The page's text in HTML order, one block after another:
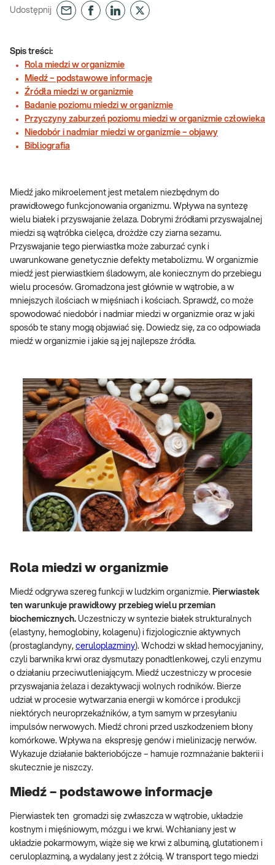
Udostępnij
Spis treści:
Rola miedzi w organizmie
Miedź – podstawowe informacje
Źródła miedzi w organizmie
Badanie poziomu miedzi w organizmie
Przyczyny zaburzeń poziomu miedzi w organizmie człowieka
Niedobór i nadmiar miedzi w organizmie – objawy
Bibliografia
Miedź jako mikroelement jest metalem niezbędnym do
prawidłowego funkcjonowania organizmu. Wpływa na syntezę
wielu białek i przyswajanie żelaza. Dobrymi źródłami przyswajalnej
miedzi są wątróbka cielęca, drożdże czy ziarna sezamu.
Przyswajanie tego pierwiastka może zaburzać cynk i
uwarunkowane genetycznie defekty metabolizmu. W organizmie
miedź jest pierwiastkiem śladowym, ale koniecznym do przebiegu
wielu procesów. Gromadzona jest głównie w wątrobie, a w
mniejszych ilościach w mięśniach i kościach. Sprawdź, co może
spowodować niedobór i nadmiar miedzi w organizmie oraz w jaki
sposób te stany mogą objawiać się. Dowiedz się, za co odpowiada
miedź w organizmie i jakie są jej najlepsze źródła.
Rola miedzi w organizmie
Miedź odgrywa szereg funkcji w ludzkim organizmie. Pierwiastek
ten warunkuje prawidłowy przebieg wielu przemian
biochemicznych. Uczestniczy w syntezie białek strukturalnych
(elastyny, hemoglobiny, kolagenu) i fizjologicznie aktywnych
(prostaglandyny, ceruloplazminy). Wchodzi w skład hemocyjaniny,
czyli barwnika krwi oraz dysmutazy ponadtlenkowej, czyli enzymu
o działaniu przeciwutleniającym. Miedź uczestniczy w procesie
przyswajania żelaza i dezaktywacji wolnych rodników. Bierze
udział w procesie wytwarzania energii w komórce i produkcji
niektórych neuroprzekaźników, a tym samym w przesyłaniu
impulsów nerwowych. Miedź chroni przed uszkodzeniem błony
komórkowe. Wpływa na ekspresję genów i mielinizację nerwów.
Wykazuje działanie bakteriobójcze – hamuje rozmnażanie bakterii i
skutecznie je niszczy.
Miedź – podstawowe informacje
Pierwiastek ten gromadzi się zwłaszcza w wątrobie, układzie
kostnym i mięśniowym, mózgu i we krwi. Wchłaniany jest w
układzie pokarmowym, wiąże się we krwi z albuminą, glutationem i
ceruloplazminą, a wydalany jest z żółcią. W transport tego miedzi